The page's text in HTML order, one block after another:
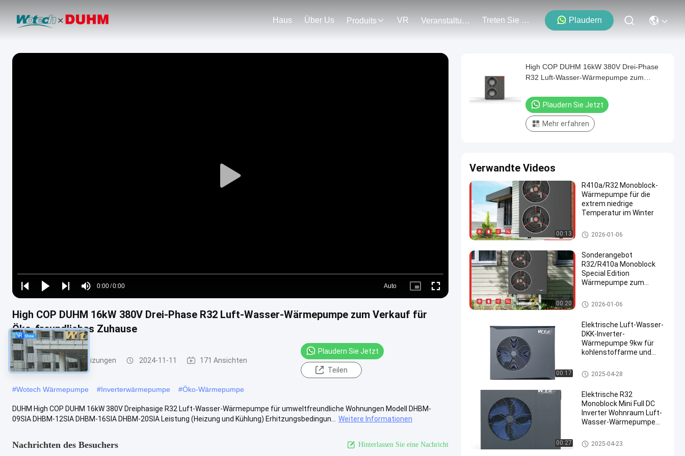
Haus Über Us Produits VR Veranstaltungen Treten Sie Mit Uns In Verbindung Plaudern
Play
Play
Play
Play
Mute
Time
0:00/0:00
Loaded:
0%
Auto
Picture- Fullscreen
High COP DUHM 16kW 380V Drei-Phase R32 Luft-Wasser-Wärmepumpe zum Verkauf für
Öko-freundliches Zuhause
Wärmepumpe für Heizungen 2024-11-11 171 Ansichten
Plaudern Sie Jetzt
Teilen
#Wotech Wärmepumpe #Inverterwärmepumpe #Öko-Wärmepumpe
DUHM High COP DUHM 16kW 380V Dreiphasige R32 Luft-Wasser-Wärmepumpe für umweltfreundliche Wohnungen Modell DHBM-
09SIA DHBM-12SIA DHBM-16SIA DHBM-20SIA Leistung (Heizung und Kühlung) Erhitzungsbedingun...
Weitere Informationen
Nachrichten des Besuchers Hinterlassen Sie eine Nachricht
High COP DUHM 16kW 380V Drei-Phase
R32 Luft-Wasser-Wärmepumpe zum
Plaudern Sie Jetzt
Mehr erfahren
Verwandte Videos
00:13
R410a/R32 Monoblock-
Wärmepumpe für die
extrem niedrige
Temperatur im Winter
R32 Inverter Monoblock Heat P
ump
2026-01-06
00:20
Sonderangebot
R32/R410a Monoblock
Special Edition
Wärmepumpe zum
R32 Inverter Monoblock Heat P
ump
2026-01-06
00:17
Elektrische Luft-Wasser-
DKK-Inverter-
Wärmepumpe 9kw für
kohlenstoffarme und
R290 Inverter Monoblock Heat
Pump
2025-04-28
00:27
Elektrische R32
Monoblock Mini Full DC
Inverter Wohnraum Luft-
Wasser-Wärmepumpe
R32 Inverter Monoblock Heat P
ump
2025-04-23